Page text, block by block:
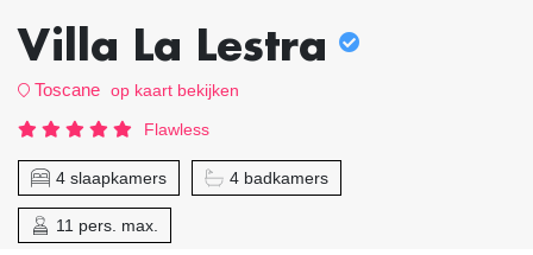
Villa La Lestra
Toscane op kaart bekijken
Flawless
4 slaapkamers 4 badkamers
11 pers. max.